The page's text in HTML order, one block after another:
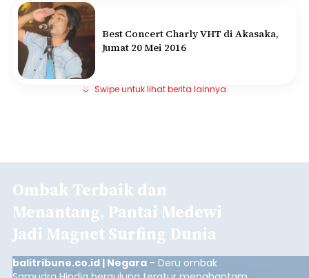
Best Concert Charly VHT di Akasaka,
Jumat 20 Mei 2016
Swipe untuk lihat berita lainnya
Ombak Terbaik dan
Menantang, Pantai Medewi
Jadi Magnet Surfing Dunia
balitribune.co.id | Negara - Deru ombak